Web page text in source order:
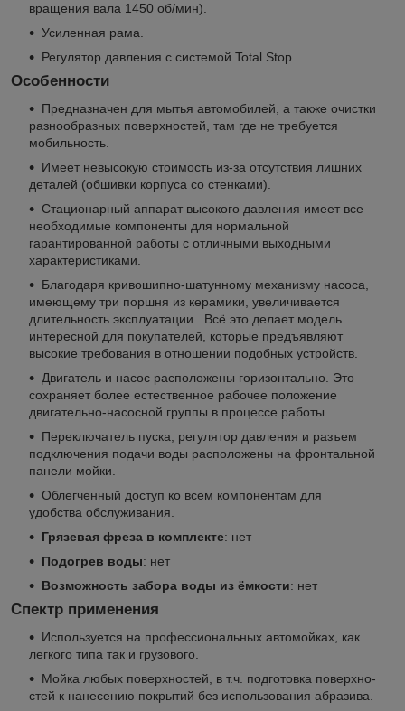
вращения вала 1450 об/мин).
Усиленная рама.
Регулятор давления с системой Total Stop.
Особенности
Предназначен для мытья автомобилей, а также очистки
разнообразных поверхностей, там где не требуется
мобильность.
Имеет невысокую стоимость из-за отсутствия лишних
деталей (обшивки корпуса со стенками).
Стационарный аппарат высокого давления имеет все
необходимые компоненты для нормальной
гарантированной работы с отличными выходными
характеристиками.
Благодаря кривошипно-шатунному механизму насоса,
имеющему три поршня из керамики, увеличивается
длительность эксплуатации . Всё это делает модель
интересной для покупателей, которые предъявляют
высокие требования в отношении подобных устройств.
Двигатель и насос расположены горизонтально. Это
сохраняет более естественное рабочее положение
двигательно-насосной группы в процессе работы.
Переключатель пуска, регулятор давления и разъем
подключения подачи воды расположены на фронтальной
панели мойки.
Облегченный доступ ко всем компонентам для
удобства обслуживания.
Грязевая фреза в комплекте: нет
Подогрев воды: нет
Возможность забора воды из ёмкости: нет
Спектр применения
Ис­поль­зу­ет­ся на про­фес­си­о­наль­ных ав­то­мой­ках, как
лег­ко­го типа так и гру­зо­во­го.
Мой­ка лю­бых по­верх­но­стей, в т.ч. под­го­тов­ка по­верх­но­
стей к на­не­се­нию по­кры­тий без ис­поль­зо­ва­ния абра­зи­ва.